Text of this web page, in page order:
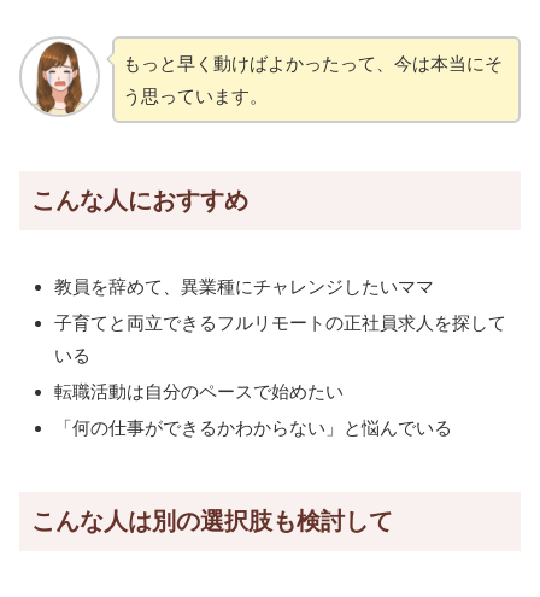
もっと早く動けばよかったって、今は本当にそ
う思っています。
こんな人におすすめ
教員を辞めて、異業種にチャレンジしたいママ
子育てと両立できるフルリモートの正社員求人を探して
いる
転職活動は自分のペースで始めたい
「何の仕事ができるかわからない」と悩んでいる
こんな人は別の選択肢も検討して